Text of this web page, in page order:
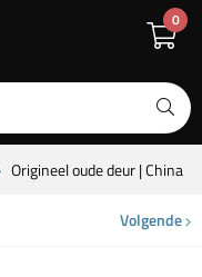
0
Origineel oude deur | China
Volgende